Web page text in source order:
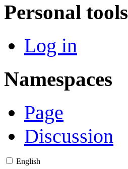
Personal tools
Log in
Namespaces
Page
Discussion
English